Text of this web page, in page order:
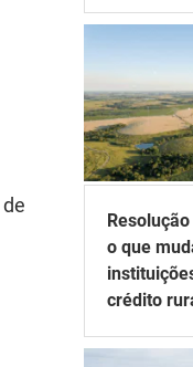
o que
crédito